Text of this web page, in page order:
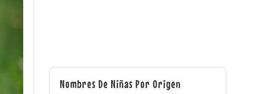
Nombres De Niñas Por Origen